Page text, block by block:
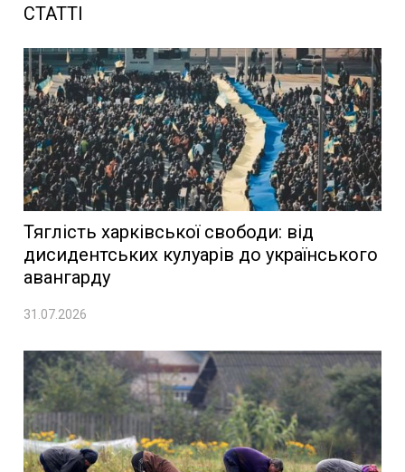
СТАТТІ
Тяглість харківської свободи: від
дисидентських кулуарів до українського
авангарду
31.07.2026